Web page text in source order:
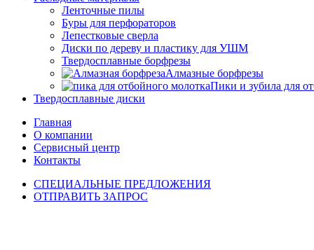
Ленточные пилы
Буры для перфораторов
Лепестковые сверла
Диски по дереву и пластику для УШМ
Твердосплавные борфрезы
Алмазные борфрезы
Пики и зубила для
Твердосплавные диски
Главная
О компании
Сервисный центр
Контакты
СПЕЦИАЛЬНЫЕ ПРЕДЛОЖЕНИЯ
ОТПРАВИТЬ ЗАПРОС